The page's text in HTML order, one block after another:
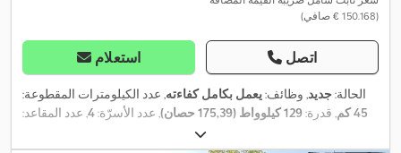
(‏150.168 € صافي)
استعلام اتصل
الحالة:جديد, وظائف:يعمل بكامل كفاءته, عدد الكيلومترات المقطوعة:
45 كم
, قدرة:129 كيلوواط (175,39 حصان) , عدد الأسرّة:4 , عدد المقاعد:
ميكانيكي